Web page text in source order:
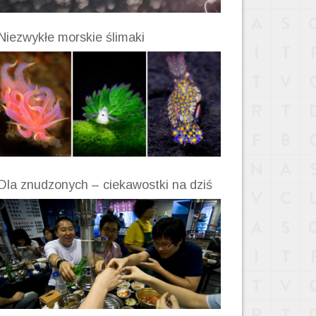
morskie ślimaki
znudzonych – ciekawostki na dziś